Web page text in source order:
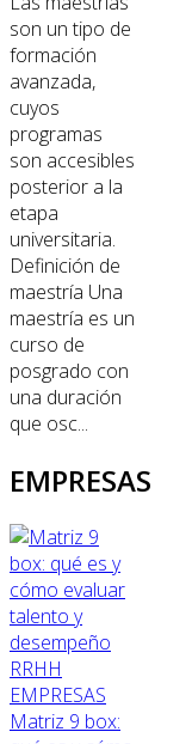
son un tipo de
formación
avanzada,
cuyos
programas
son accesibles
posterior a la
etapa
universitaria.
Definición de
maestría Una
maestría es un
curso de
posgrado con
una duración
que osc...
EMPRESAS
RRHH
EMPRESAS
Matriz 9 box: